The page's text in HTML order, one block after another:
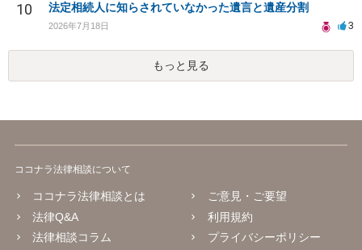
10 法定相続人に知らされていなかった遺言と遺産分割
2026年7月18日 3
もっと見る
ココナラ法律相談について
ココナラ法律相談とは
法律Q&A
法律相談コラム
ご意見・ご要望
利用規約
プライバシーポリシー